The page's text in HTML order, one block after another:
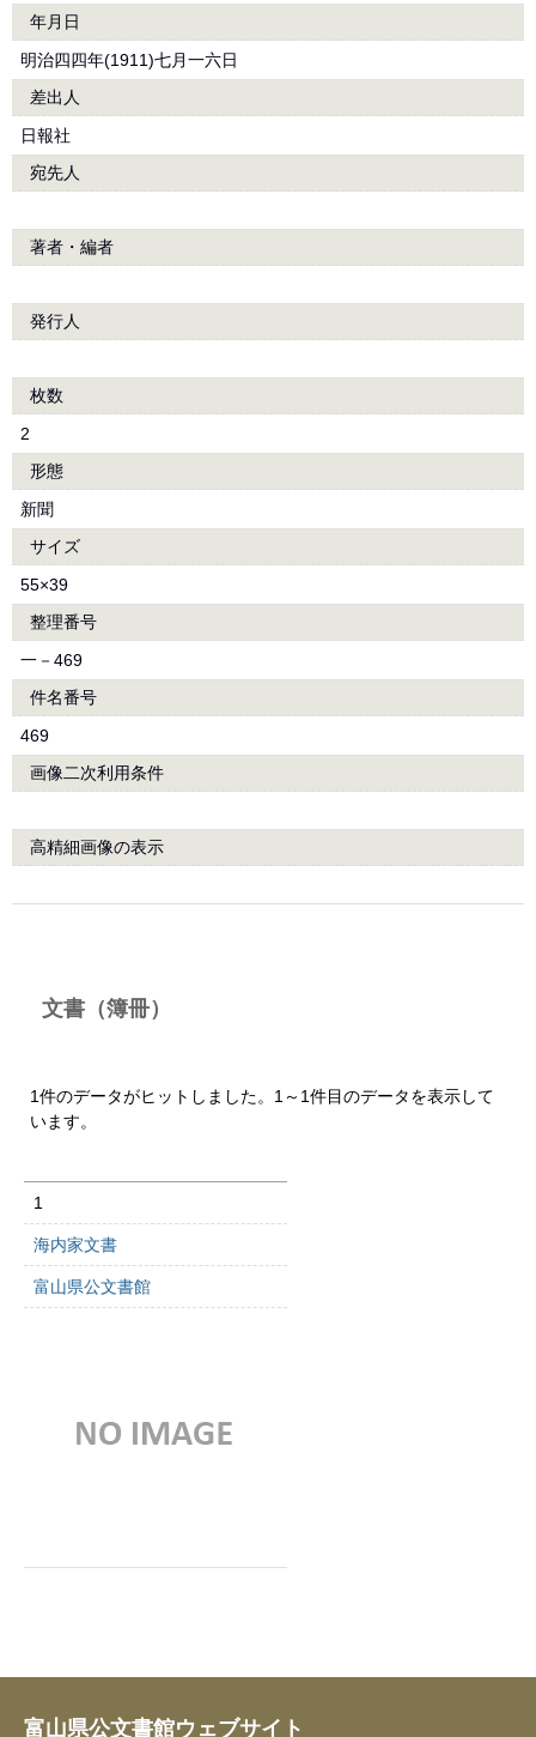
年月日
明治四四年(1911)七月一六日
差出人
日報社
宛先人
著者・編者
発行人
枚数
2
形態
新聞
サイズ
55×39
整理番号
一－469
件名番号
469
画像二次利用条件
高精細画像の表示
文書（簿冊）
1件のデータがヒットしました。1～1件目のデータを表示して
います。
1
海内家文書
富山県公文書館
富山県公文書館ウェブサイト